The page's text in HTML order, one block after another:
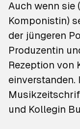
Auch wenn sie
Komponistin)
der jüngeren
Produzentin
Rezeption von
und Kollegin